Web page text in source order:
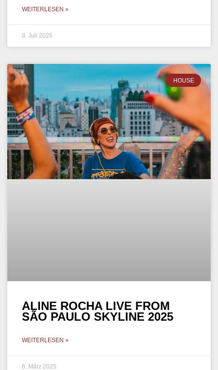
WEITERLESEN »
8. Juli 2025
HOUSE
ALINE ROCHA LIVE FROM
SÃO PAULO SKYLINE 2025
WEITERLESEN »
6. März 2025